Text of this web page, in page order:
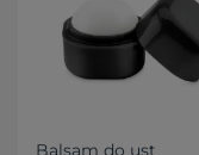
Balsam do ust